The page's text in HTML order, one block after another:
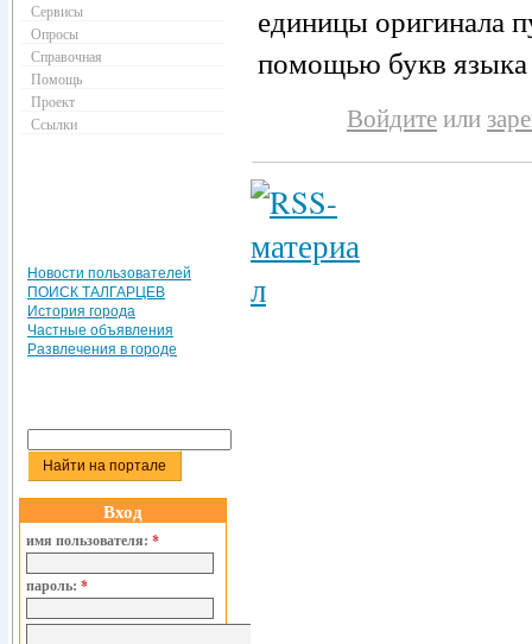
единицы оригинала
помощью букв языка
Войдитеили
Сервисы
Опросы
Справочная
Помощь
Проект
Ссылки
Новости пользователей
ПОИСК ТАЛГАРЦЕВ
История города
Частные объявления
Развлечения в городе
Вход
имя пользователя: *
пароль: *